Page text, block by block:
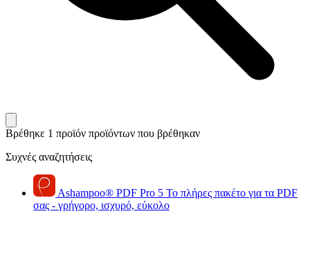
Βρέθηκε 1 προϊόν προϊόντων που βρέθηκαν
Συχνές αναζητήσεις
Ashampoo® PDF Pro 5 Το πλήρες πακέτο για τα PDF
σας - γρήγορο, ισχυρό, εύκολο